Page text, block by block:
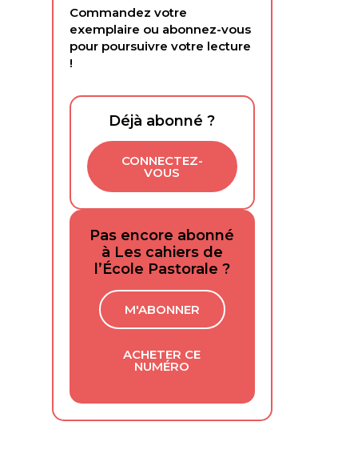
Commandez votre
exemplaire ou abonnez-vous
pour poursuivre votre lecture
!
Déjà abonné ?
CONNECTEZ-
VOUS
Pas encore abonné
à Les cahiers de
l’École Pastorale ?
M'ABONNER
ACHETER CE
NUMÉRO